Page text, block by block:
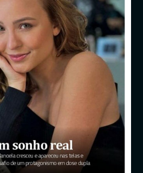
Jornais
Notícias
Entrar